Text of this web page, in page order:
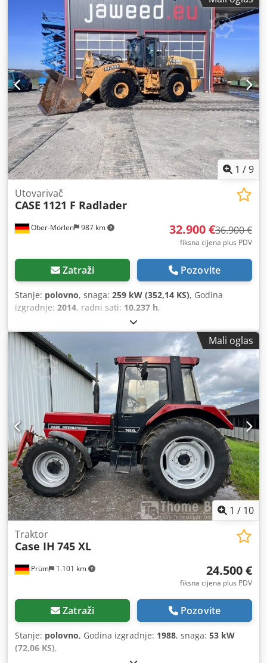
1 /9
Ober-Mörlen 987 km
Utovarivač
CASE 1121 F Radlader
32.900 €36.900 €
fiksna cijena plus PDV
Zatraži Pozovite
Stanje: polovno, snaga: 259 kW (352,14 KS), Godina
izgradnje: 2014, radni sati: 10.237 h,
Mali oglas
1 / 10
Prüm 1.101 km
Traktor
Case IH 745 XL
24.500 €
fiksna cijena plus PDV
Zatraži Pozovite
Stanje: polovno, Godina izgradnje: 1988, snaga: 53 kW
(72,06 KS),